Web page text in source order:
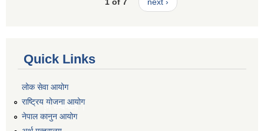
हुने सम्बन्धमा ।
Quick Links
लोक सेवा आयोग
राष्ट्रिय योजना आयोग
नेपाल कानुन आयोग